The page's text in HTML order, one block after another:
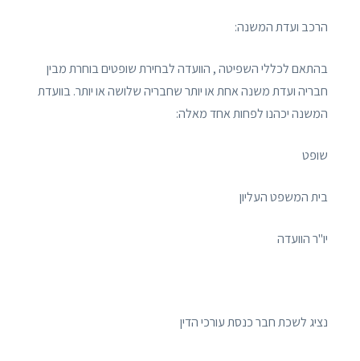
הרכב ועדת המשנה:
בהתאם לכללי השפיטה , הוועדה לבחירת שופטים בוחרת מבין
חבריה ועדת משנה אחת או יותר שחבריה שלושה או יותר. בוועדת
המשנה יכהנו לפחות אחד מאלה:
שופט
בית המשפט העליון
יו"ר הוועדה
נציג לשכת חבר כנסת עורכי הדין